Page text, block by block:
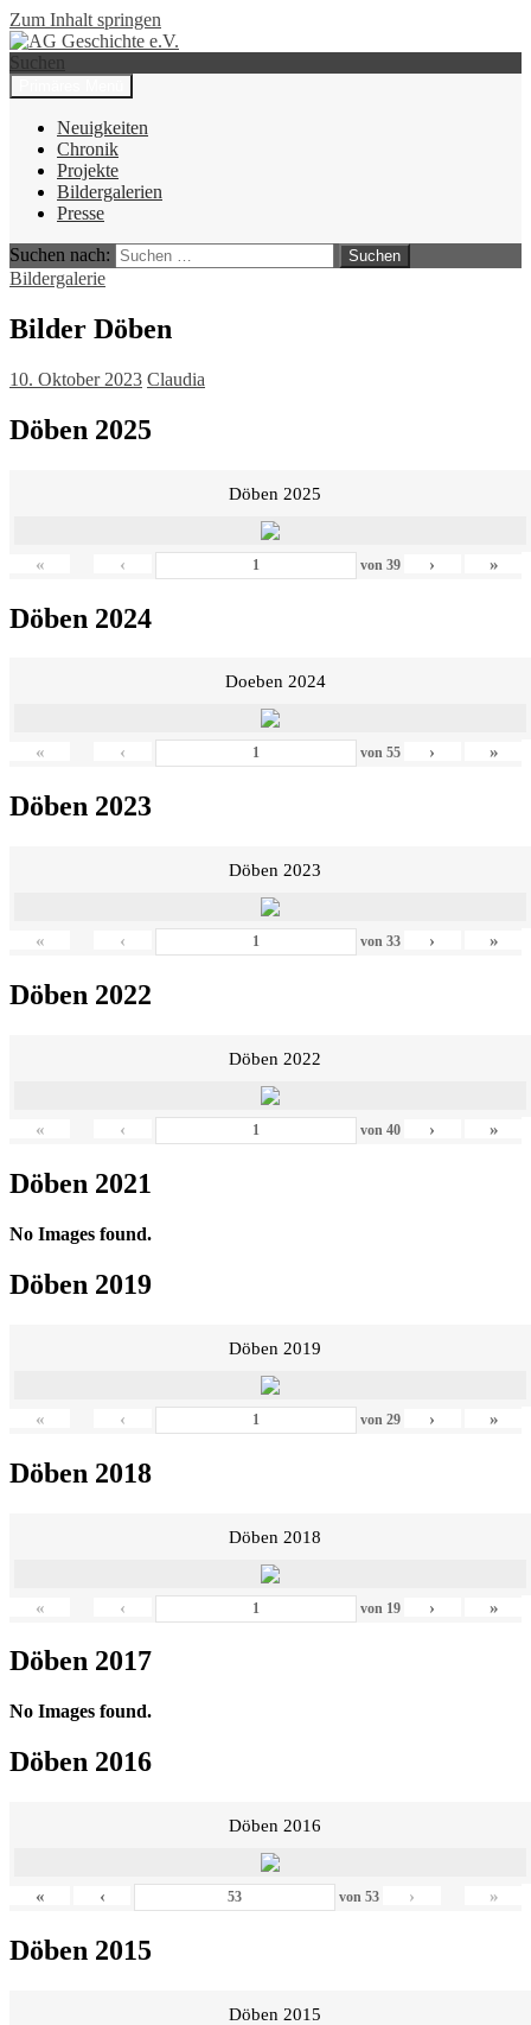
Zum Inhalt springen
AG Geschichte e.V.
Suchen
Neuigkeiten
Chronik
Projekte
Bildergalerien
Presse
Suchen nach:
Bildergalerie
Bilder Döben
10. Oktober 2023 Claudia
Döben 2025
Döben 2025
« ‹ von 39 › »
Döben 2024
Doeben 2024
« ‹ von 55 › »
Döben 2023
Döben 2023
« ‹ von 33 › »
Döben 2022
Döben 2022
« ‹ von 40 › »
Döben 2021
No Images found.
Döben 2019
Döben 2019
« ‹ von 29 › »
Döben 2018
Döben 2018
« ‹ von 19 › »
Döben 2017
No Images found.
Döben 2016
Döben 2016
« ‹ von53 › »
Döben 2015
Döben 2015